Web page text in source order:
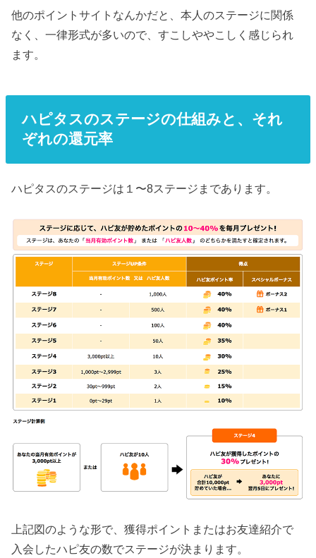
他のポイントサイトなんかだと、本人のステージに関係
なく、一律形式が多いので、すこしややこしく感じられ
ます。
ハピタスのステージの仕組みと、それ
ぞれの還元率
ハピタスのステージは１〜8ステージまであります。
上記図のような形で、獲得ポイントまたはお友達紹介で
入会したハピ友の数でステージが決まります。